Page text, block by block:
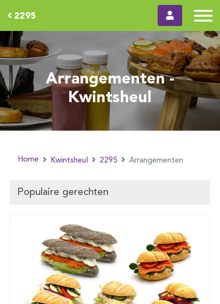
2295
Arrangementen -
Kwintsheul
Home Kwintsheul 2295 Arrangementen
Populaire gerechten